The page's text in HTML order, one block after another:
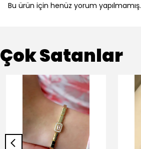
Bu ürün için henüz yorum yapılmamış.
Çok Satanlar